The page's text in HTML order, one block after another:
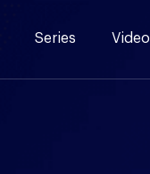
Series Video